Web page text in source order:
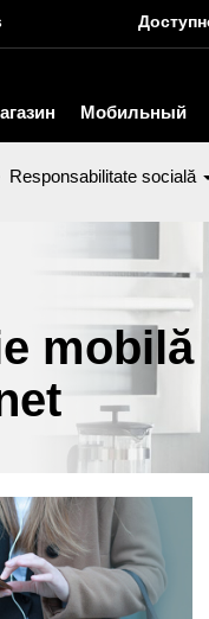
Мобильный
Responsabilitate socială
mobilă